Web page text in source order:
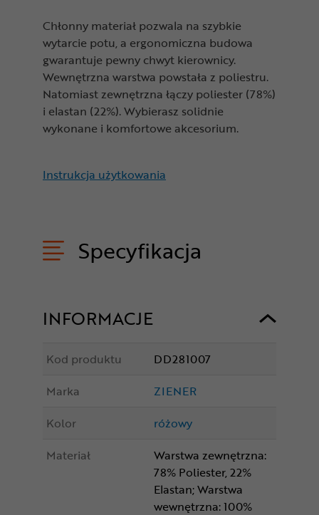
Chłonny materiał pozwala na szybkie
wytarcie potu, a ergonomiczna budowa
gwarantuje pewny chwyt kierownicy.
Wewnętrzna warstwa powstała z poliestru.
Natomiast zewnętrzna łączy poliester (78%)
i elastan (22%). Wybierasz solidnie
wykonane i komfortowe akcesorium.
Instrukcja użytkowania
Specyfikacja
INFORMACJE
Kod produktu
DD281007
Marka
ZIENER
Kolor
różowy
Materiał
Warstwa zewnętrzna:
78% Poliester, 22%
Elastan; Warstwa
wewnętrzna: 100%